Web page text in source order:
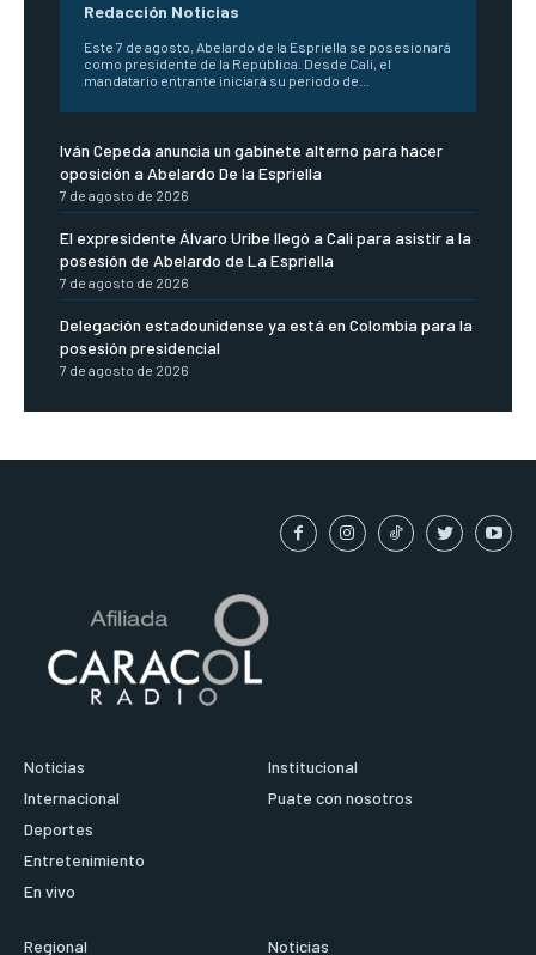
Redacción Noticias
Este 7 de agosto, Abelardo de la Espriella se posesionará
como presidente de la República. Desde Cali, el
mandatario entrante iniciará su periodo de...
Iván Cepeda anuncia un gabinete alterno para hacer
oposición a Abelardo De la Espriella
7 de agosto de 2026
El expresidente Álvaro Uribe llegó a Cali para asistir a la
posesión de Abelardo de La Espriella
7 de agosto de 2026
Delegación estadounidense ya está en Colombia para la
posesión presidencial
7 de agosto de 2026
Noticias
Internacional
Deportes
Entretenimiento
En vivo
Institucional
Puate con nosotros
Regional Noticias